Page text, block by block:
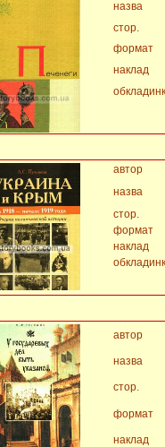
назва
стор.
формат
наклад
автор
назва
стор.
формат
наклад
автор
назва
стор.
формат
наклад